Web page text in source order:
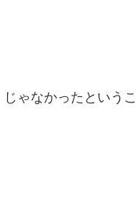
ゃなかったというこ